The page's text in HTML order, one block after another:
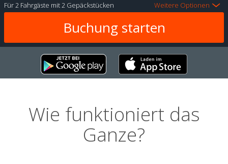
Für2 Fahrgäste mit2 Gepäckstücken Weitere Optionen
Wie funktioniert das
Ganze?